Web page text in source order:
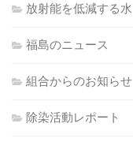
放射能を低減する水
福島のニュース
組合からのお知らせ
除染活動レポート